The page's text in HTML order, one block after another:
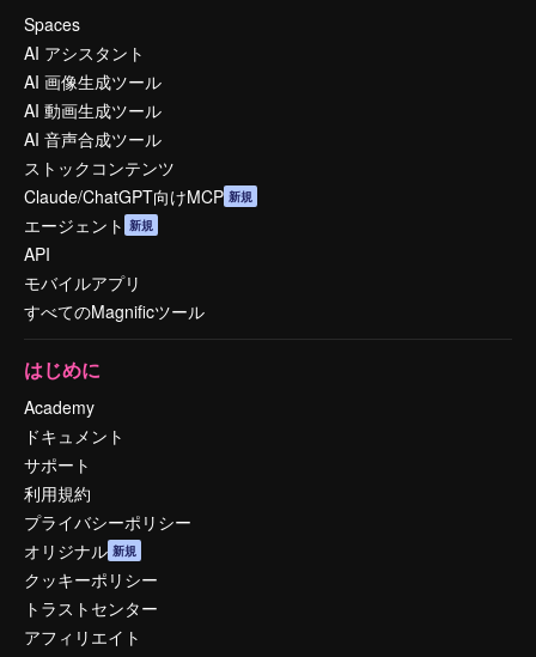
Spaces
AI アシスタント
AI 画像生成ツール
AI 動画生成ツール
AI 音声合成ツール
ストックコンテンツ
Claude/ChatGPT向けMCP 新規
エージェント 新規
API
モバイルアプリ
すべてのMagnificツール
はじめに
Academy
ドキュメント
サポート
利用規約
プライバシーポリシー
オリジナル 新規
クッキーポリシー
トラストセンター
アフィリエイト